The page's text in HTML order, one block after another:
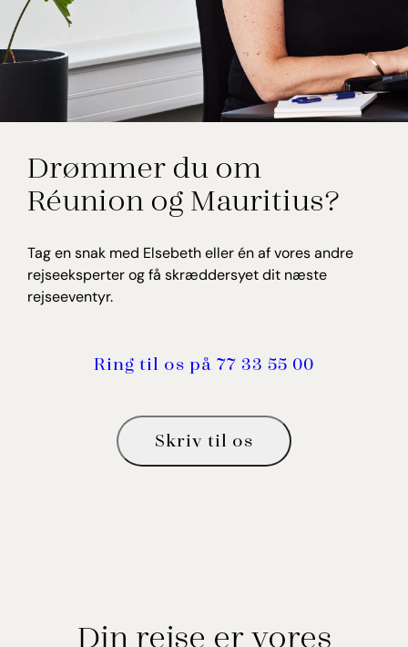
Elsebeth Thomsen
Rejseekspert, Réunion og Mauritius
Drømmer du om
Réunion og Mauritius?
Tag en snak med Elsebeth eller én af vores andre
rejseeksperter og få skræddersyet dit næste
rejseeventyr.
Ring til os på 77 33 55 00
Skriv til os
Din rejse er vores